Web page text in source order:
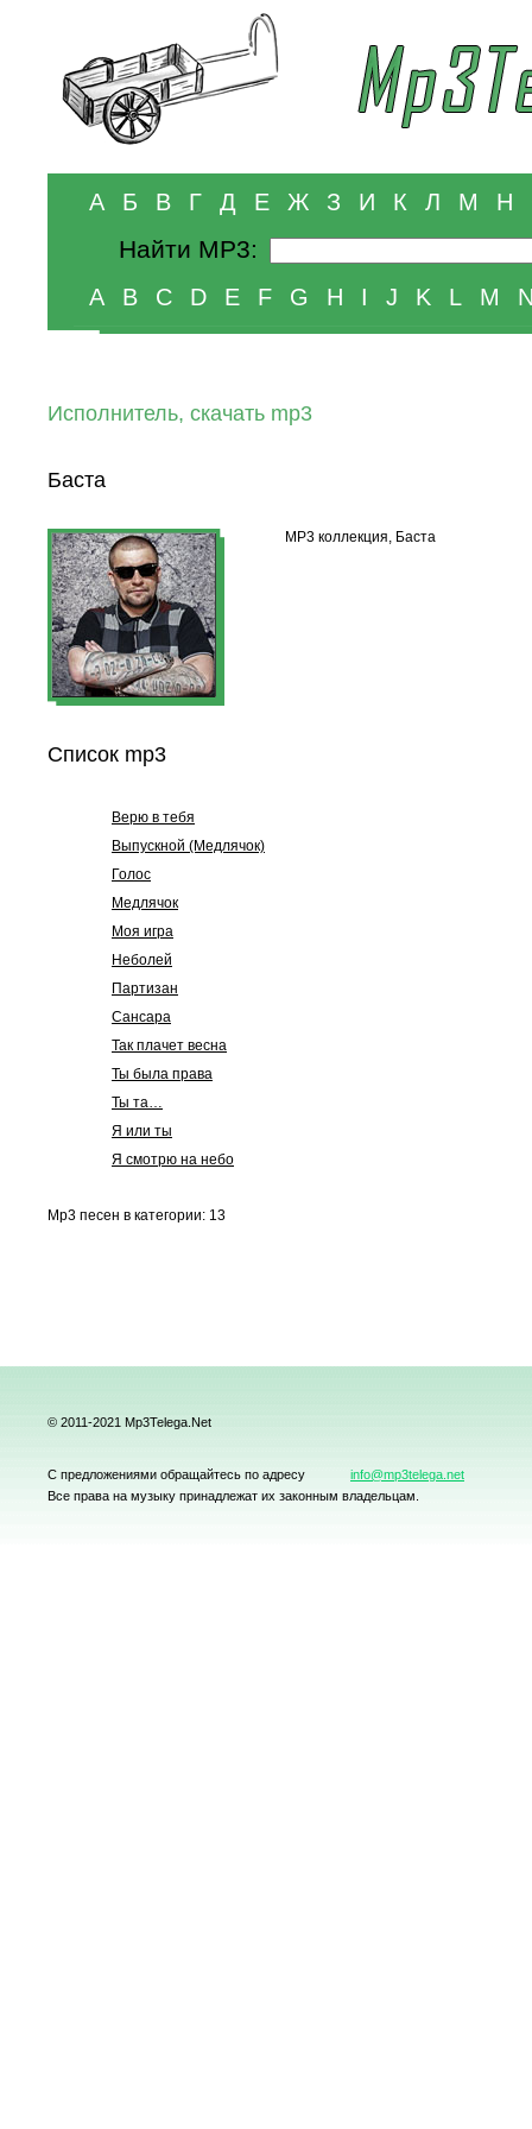
А Б В Г Д Е Ж З И К Л М Н
Найти MP3:
A B C D E F G H I J K L M
Исполнитель, скачать mp3
Баста
MP3 коллекция, Баста
Список mp3
Верю в тебя
Выпускной (Медлячок)
Голос
Медлячок
Моя игра
Неболей
Партизан
Сансара
Так плачет весна
Ты была права
Ты та…
Я или ты
Я смотрю на небо
Mp3 песен в категории: 13
© 2011-2021 Mp3Telega.Net
С предложениями обращайтесь по адресу
info@mp3telega.net
Все права на музыку принадлежат их законным владельцам.